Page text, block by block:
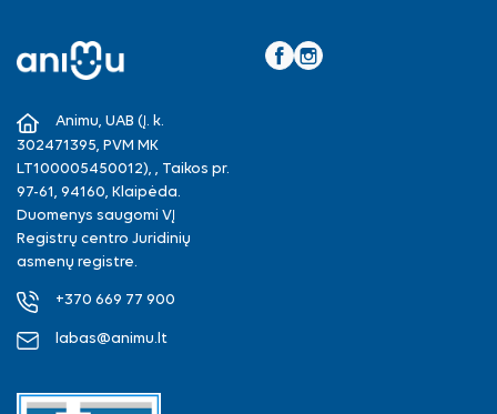
Animu, UAB (Į. k.
302471395, PVM MK
LT100005450012), , Taikos pr.
97-61, 94160, Klaipėda.
Duomenys saugomi VĮ
Registrų centro Juridinių
asmenų registre.
+370 669 77 900
labas@animu.lt